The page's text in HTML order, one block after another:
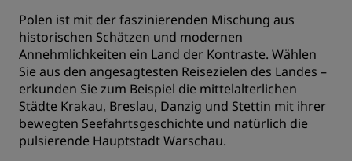
Polen ist mit der faszinierenden Mischung aus
historischen Schätzen und modernen
Annehmlichkeiten ein Land der Kontraste. Wählen
Sie aus den angesagtesten Reisezielen des Landes –
erkunden Sie zum Beispiel die mittelalterlichen
Städte Krakau, Breslau, Danzig und Stettin mit ihrer
bewegten Seefahrtsgeschichte und natürlich die
pulsierende Hauptstadt Warschau.